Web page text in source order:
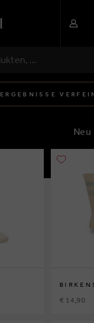
ERGEBNISSE
€ 14,90